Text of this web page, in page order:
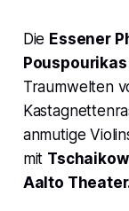
Die Essener
Pouspourikas
Traumwelten
anmutige
mit
Aalto